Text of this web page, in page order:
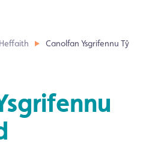
Canolfan Ysgrifennu Tŷ